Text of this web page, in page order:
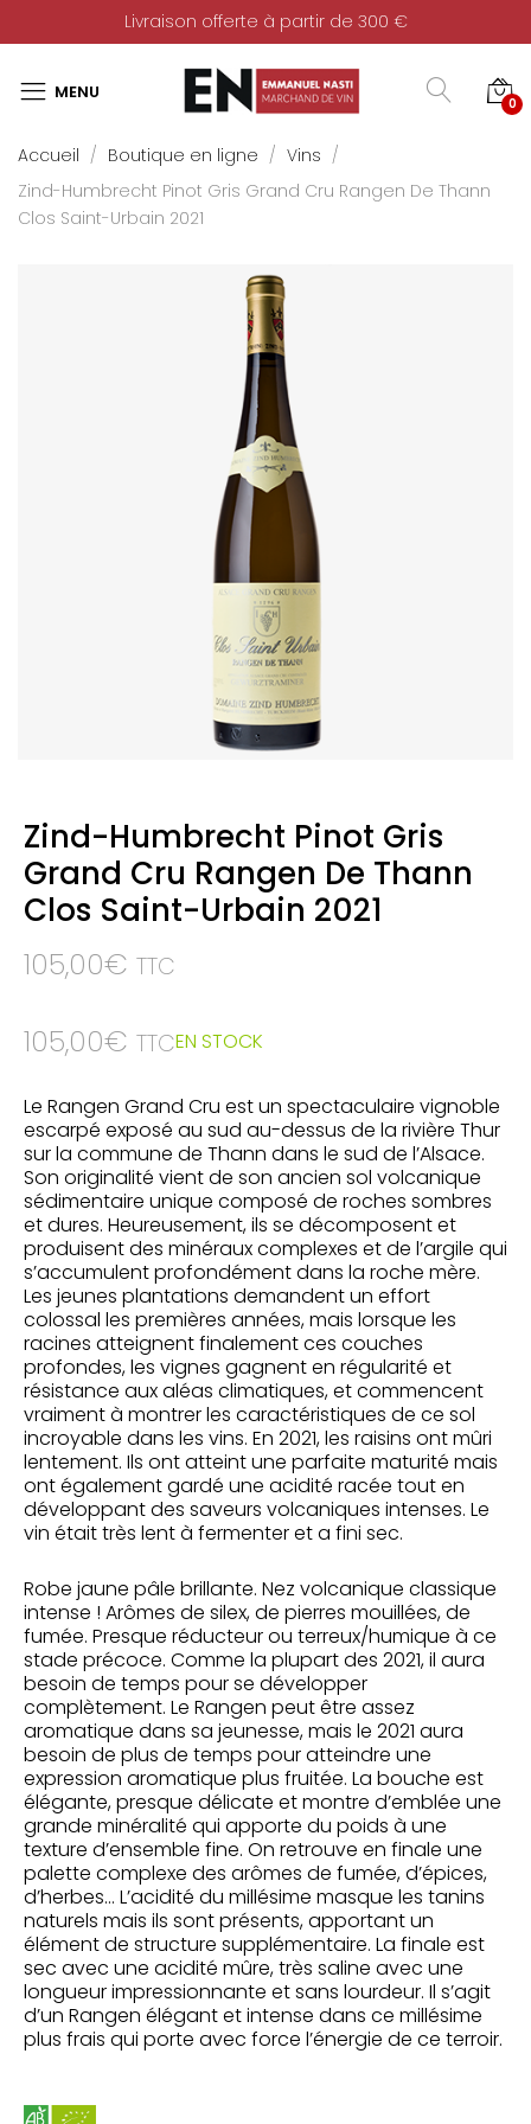
Livraison offerte à partir de 300 €
0
Accueil Boutique en ligne
Vins
Zind-Humbrecht Pinot Gris Grand Cru Rangen De Thann
Clos Saint-Urbain 2021
Zind-Humbrecht Pinot Gris
Grand Cru Rangen De Thann
Clos Saint-Urbain 2021
105,00€ TTC
105,00€ TTCEN STOCK
Le Rangen Grand Cru est un spectaculaire vignoble
escarpé exposé au sud au-dessus de la rivière Thur
sur la commune de Thann dans le sud de l’Alsace.
Son originalité vient de son ancien sol volcanique
sédimentaire unique composé de roches sombres
et dures. Heureusement, ils se décomposent et
produisent des minéraux complexes et de l’argile qui
s’accumulent profondément dans la roche mère.
Les jeunes plantations demandent un effort
colossal les premières années, mais lorsque les
racines atteignent finalement ces couches
profondes, les vignes gagnent en régularité et
résistance aux aléas climatiques, et commencent
vraiment à montrer les caractéristiques de ce sol
incroyable dans les vins. En 2021, les raisins ont mûri
lentement. Ils ont atteint une parfaite maturité mais
ont également gardé une acidité racée tout en
développant des saveurs volcaniques intenses. Le
vin était très lent à fermenter et a fini sec.
Robe jaune pâle brillante. Nez volcanique classique
intense ! Arômes de silex, de pierres mouillées, de
fumée. Presque réducteur ou terreux/humique à ce
stade précoce. Comme la plupart des 2021, il aura
besoin de temps pour se développer
complètement. Le Rangen peut être assez
aromatique dans sa jeunesse, mais le 2021 aura
besoin de plus de temps pour atteindre une
expression aromatique plus fruitée. La bouche est
élégante, presque délicate et montre d’emblée une
grande minéralité qui apporte du poids à une
texture d’ensemble fine. On retrouve en finale une
palette complexe des arômes de fumée, d’épices,
d’herbes… L’acidité du millésime masque les tanins
naturels mais ils sont présents, apportant un
élément de structure supplémentaire. La finale est
sec avec une acidité mûre, très saline avec une
longueur impressionnante et sans lourdeur. Il s’agit
d’un Rangen élégant et intense dans ce millésime
plus frais qui porte avec force l’énergie de ce terroir.